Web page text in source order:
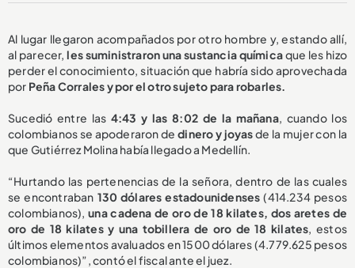
Al lugar llegaron acompañados por otro hombre y, estando allí,
al parecer,les suministraron una sustancia químicaque les hizo
perder el conocimiento, situación que habría sido aprovechada
por Peña Corrales y por el otro sujeto para robarles.
Sucedió entre las 4:43 y las 8:02 de la mañana, cuando los
colombianos se apoderaron dedinero y joyasde la mujer con la
que Gutiérrez Molina había llegado a Medellín.
“Hurtando las pertenencias de la señora, dentro de las cuales
se encontraban 130 dólares estadounidenses (414.234 pesos
colombianos),una cadena de oro de 18 kilates, dos aretes de
oro de 18 kilates y una tobillera de oro de 18 kilates , estos
últimos elementos avaluados en 1500 dólares (4.779.625 pesos
colombianos)”, contó el fiscal ante el juez.